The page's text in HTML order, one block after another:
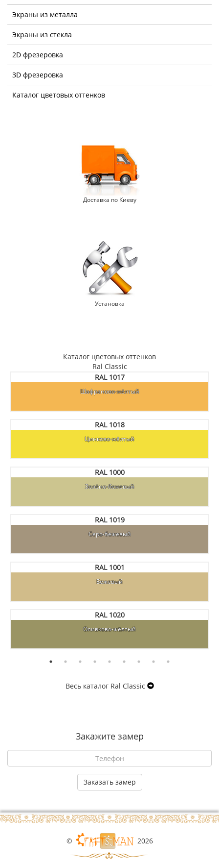
Экраны из металла
Экраны из стекла
2D фрезеровка
3D фрезеровка
Каталог цветовых оттенков
Доставка по Киеву
Установка
Каталог цветовых оттенков
Ral Classic
RAL 1017
Шафраново-жёлтый
RAL 1018
Цинково-жёлтый
RAL 1000
Зелёно-бежевый
RAL 1019
Серо-бежевый
RAL 1001
Бежевый
RAL 1020
Оливково-жёлтый
Весь каталог Ral Classic
Закажите замер
© 2026